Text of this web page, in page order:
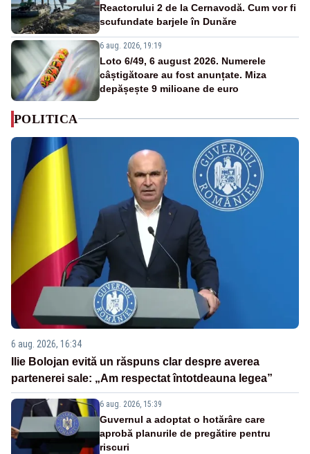
Reactorului 2 de la Cernavodă. Cum vor fi
scufundate barjele în Dunăre
6 aug. 2026, 19:19
Loto 6/49, 6 august 2026. Numerele
câștigătoare au fost anunțate. Miza
depășește 9 milioane de euro
POLITICA
6 aug. 2026, 16:34
Ilie Bolojan evită un răspuns clar despre averea
partenerei sale: „Am respectat întotdeauna legea”
6 aug. 2026, 15:39
Guvernul a adoptat o hotărâre care
aprobă planurile de pregătire pentru
riscuri